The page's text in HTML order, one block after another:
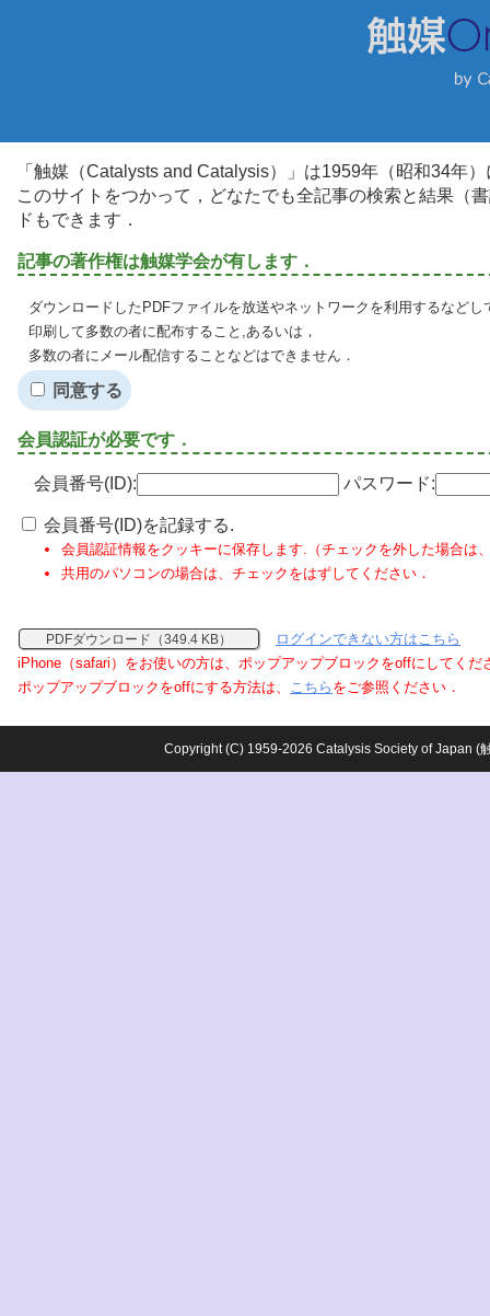
「触媒（Catalysts and Catalysis）」は1959年（昭和34年
このサイトをつかって，どなたでも全記事の検索と結果（
ドもできます．
記事の著作権は触媒学会が有します．
ダウンロードしたPDFファイルを放送やネットワークを利用するなど
印刷して多数の者に配布すること,あるいは，
多数の者にメール配信することなどはできません．
同意する
会員認証が必要です．
会員番号(ID): パスワード:
会員番号(ID)を記録する.
会員認証情報をクッキーに保存します.（チェックを外した場合は
共用のパソコンの場合は、チェックをはずしてください．
PDFダウンロード（349.4 KB）
ログインできない方はこちら
iPhone（safari）をお使いの方は、ポップアップブロックをoffにしてくだ
ポップアップブロックをoffにする方法は、 こちら をご参照ください．
Copyright (C) 1959-2026 Catalysis Society of Japan (